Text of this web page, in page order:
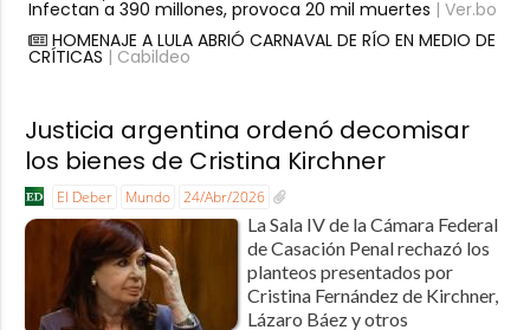
Infectan a 390 millones, provoca 20 mil muertes | Ver.bo
HOMENAJE A LULA ABRIÓ CARNAVAL DE RÍO EN MEDIO DE
CRÍTICAS | Cabildeo
Justicia argentina ordenó decomisar
los bienes de Cristina Kirchner
El Deber Mundo 24/Abr/2026
La Sala IV de la Cámara Federal
de Casación Penal rechazó los
planteos presentados por
Cristina Fernández de Kirchner,
Lázaro Báez y otros